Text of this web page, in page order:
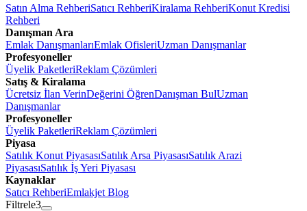
Satın Alma RehberiSatıcı RehberiKiralama RehberiKonut Kredisi
Rehberi
Danışman Ara
Emlak DanışmanlarıEmlak OfisleriUzman Danışmanlar
Profesyoneller
Üyelik PaketleriReklam Çözümleri
Satış & Kiralama
Ücretsiz İlan VerinDeğerini ÖğrenDanışman BulUzman
Danışmanlar
Profesyoneller
Üyelik PaketleriReklam Çözümleri
Piyasa
Satılık Konut PiyasasıSatılık Arsa PiyasasıSatılık Arazi
PiyasasıSatılık İş Yeri Piyasası
Kaynaklar
Satıcı RehberiEmlakjet Blog
Filtrele3